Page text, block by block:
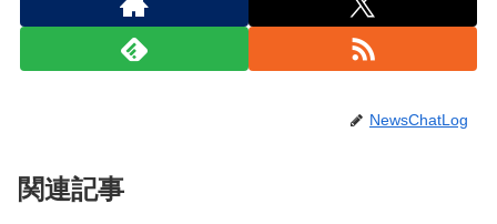
NewsChatLog
関連記事